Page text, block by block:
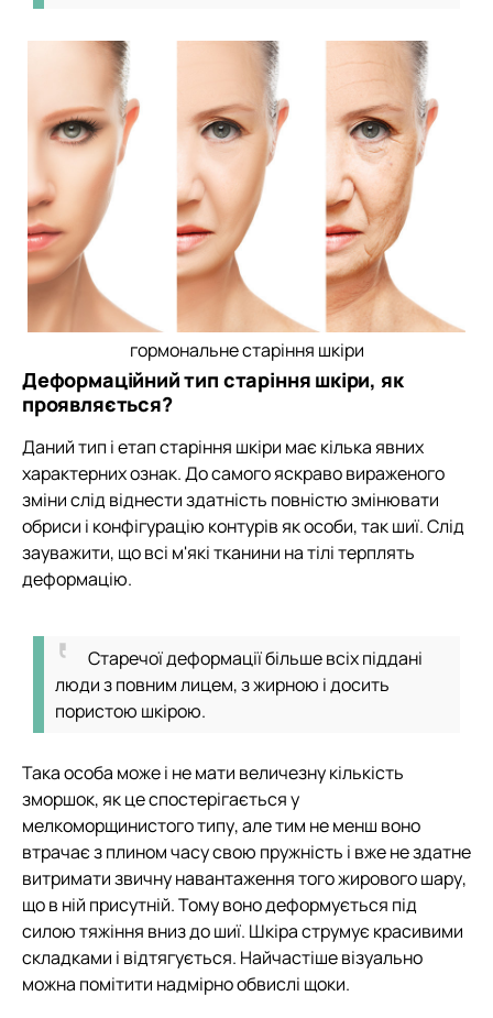
гормональне старіння шкіри
Деформаційний тип старіння шкіри, як
проявляється?
Даний тип і етап старіння шкіри має кілька явних
характерних ознак. До самого яскраво вираженого
зміни слід віднести здатність повністю змінювати
обриси і конфігурацію контурів як особи, так шиї. Слід
зауважити, що всі м'які тканини на тілі терплять
деформацію.
Старечої деформації більше всіх піддані
люди з повним лицем, з жирною і досить
пористою шкірою.
Така особа може і не мати величезну кількість
зморшок, як це спостерігається у
мелкоморщинистого типу, але тим не менш воно
втрачає з плином часу свою пружність і вже не здатне
витримати звичну навантаження того жирового шару,
що в ній присутній. Тому воно деформується під
силою тяжіння вниз до шиї. Шкіра струмує красивими
складками і відтягується. Найчастіше візуально
можна помітити надмірно обвислі щоки.